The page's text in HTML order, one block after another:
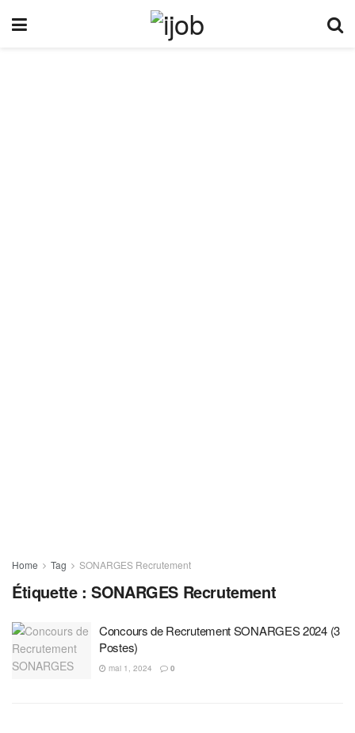
Home Tag SONARGES Recrutement
Étiquette :SONARGES Recrutement
Concours de Recrutement SONARGES 2024 (3
Postes)
mai 1, 2024 0